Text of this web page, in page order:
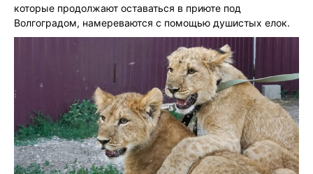
которые продолжают оставаться в приюте под
Волгоградом, намереваются с помощью душистых елок.